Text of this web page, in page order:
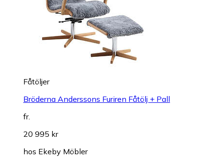
Fåtöljer
Bröderna Anderssons Furiren Fåtölj + Pall
fr.
20 995 kr
hos Ekeby Möbler